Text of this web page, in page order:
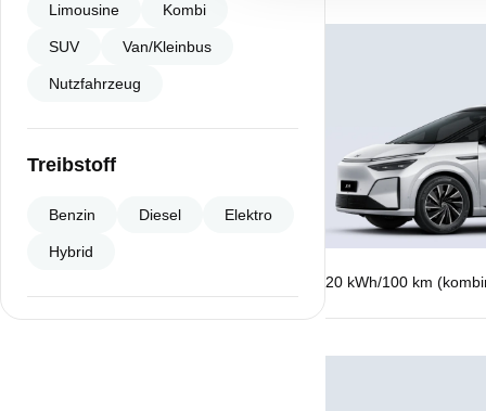
Limousine Kombi
SUV Van/Kleinbus
Nutzfahrzeug
Treibstoff
Benzin Diesel Elektro
Hybrid
20 kWh/100 km